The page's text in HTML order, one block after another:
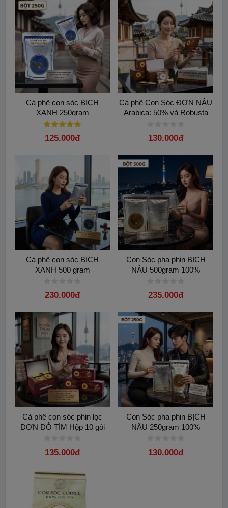
kín từ khâu chọn lọc nguyên liệu đến đóng gói. Chúng tôi cam
kết sản phẩm không chứa hóa chất hay chất bảo quản độc hại,
đảm bảo an toàn tuyệt đối cho sức khỏe người tiêu dùng. Sự
tiện lợi của phin lọc giấy giúp bạn tiết kiệm thời gian mà vẫn giữ
trọn vẹn tinh túy của từng giọt cà phê pha phin truyền thống
đậm đà.
🌟 Mỗi hộp Cà phê con sóc phin lọc Đôi Đen - Hộp 20 gói:
Bao gồm 20 gói cà phê và 20 gói đường đi kèm với tổng khối
lượng 320 gram. Cách sử dụng vô cùng đơn giản, bạn chỉ cần
nước, sau đó tiếp tục châm thêm lượng nước theo nhu cầu.
Bạn hoàn toàn có thể thêm đá hoặc sữa để có một ly cà phê
hoàn hảo theo đúng ý thích của mình tại văn phòng. Đừng bỏ lỡ
cơ hội trải nghiệm dòng Cà phê con sóc phin lọc Đôi Đen - Hộp
20 gói thượng hạng này.
Hãy bảo quản sản phẩm nơi khô ráo và thoáng mát để giữ vững
hương vị thơm ngon ban đầu. Đây chắc chắn là món quà sức
khỏe và tinh thần tuyệt vời cho mọi nhân viên văn phòng bận
Cà phê con sóc BỊCH
XANH 250gram
125.000đ
Cà phê Con Sóc ĐƠN NÂU
Arabica: 50% và Robusta
130.000đ
Cà phê con sóc BỊCH
XANH 500 gram
230.000đ
Con Sóc pha phin BỊCH
NÂU 500gram 100%
235.000đ
Cà phê con sóc phin lọc
ĐƠN ĐỎ TÍM Hộp 10 gói
chính hãng
135.000đ
Con Sóc pha phin BỊCH
NÂU 250gram 100%
130.000đ